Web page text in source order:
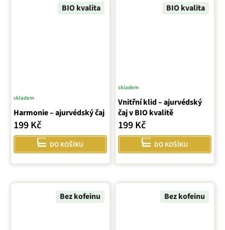
BIO kvalita
Harmonie – ajurvédský čaj
skladem
199 Kč
DO KOŠÍKU
BIO kvalita
Vnitřní klid – ajurvédský
čaj v BIO kvalitě
skladem
199 Kč
DO KOŠÍKU
Bez kofeinu Bez kofeinu